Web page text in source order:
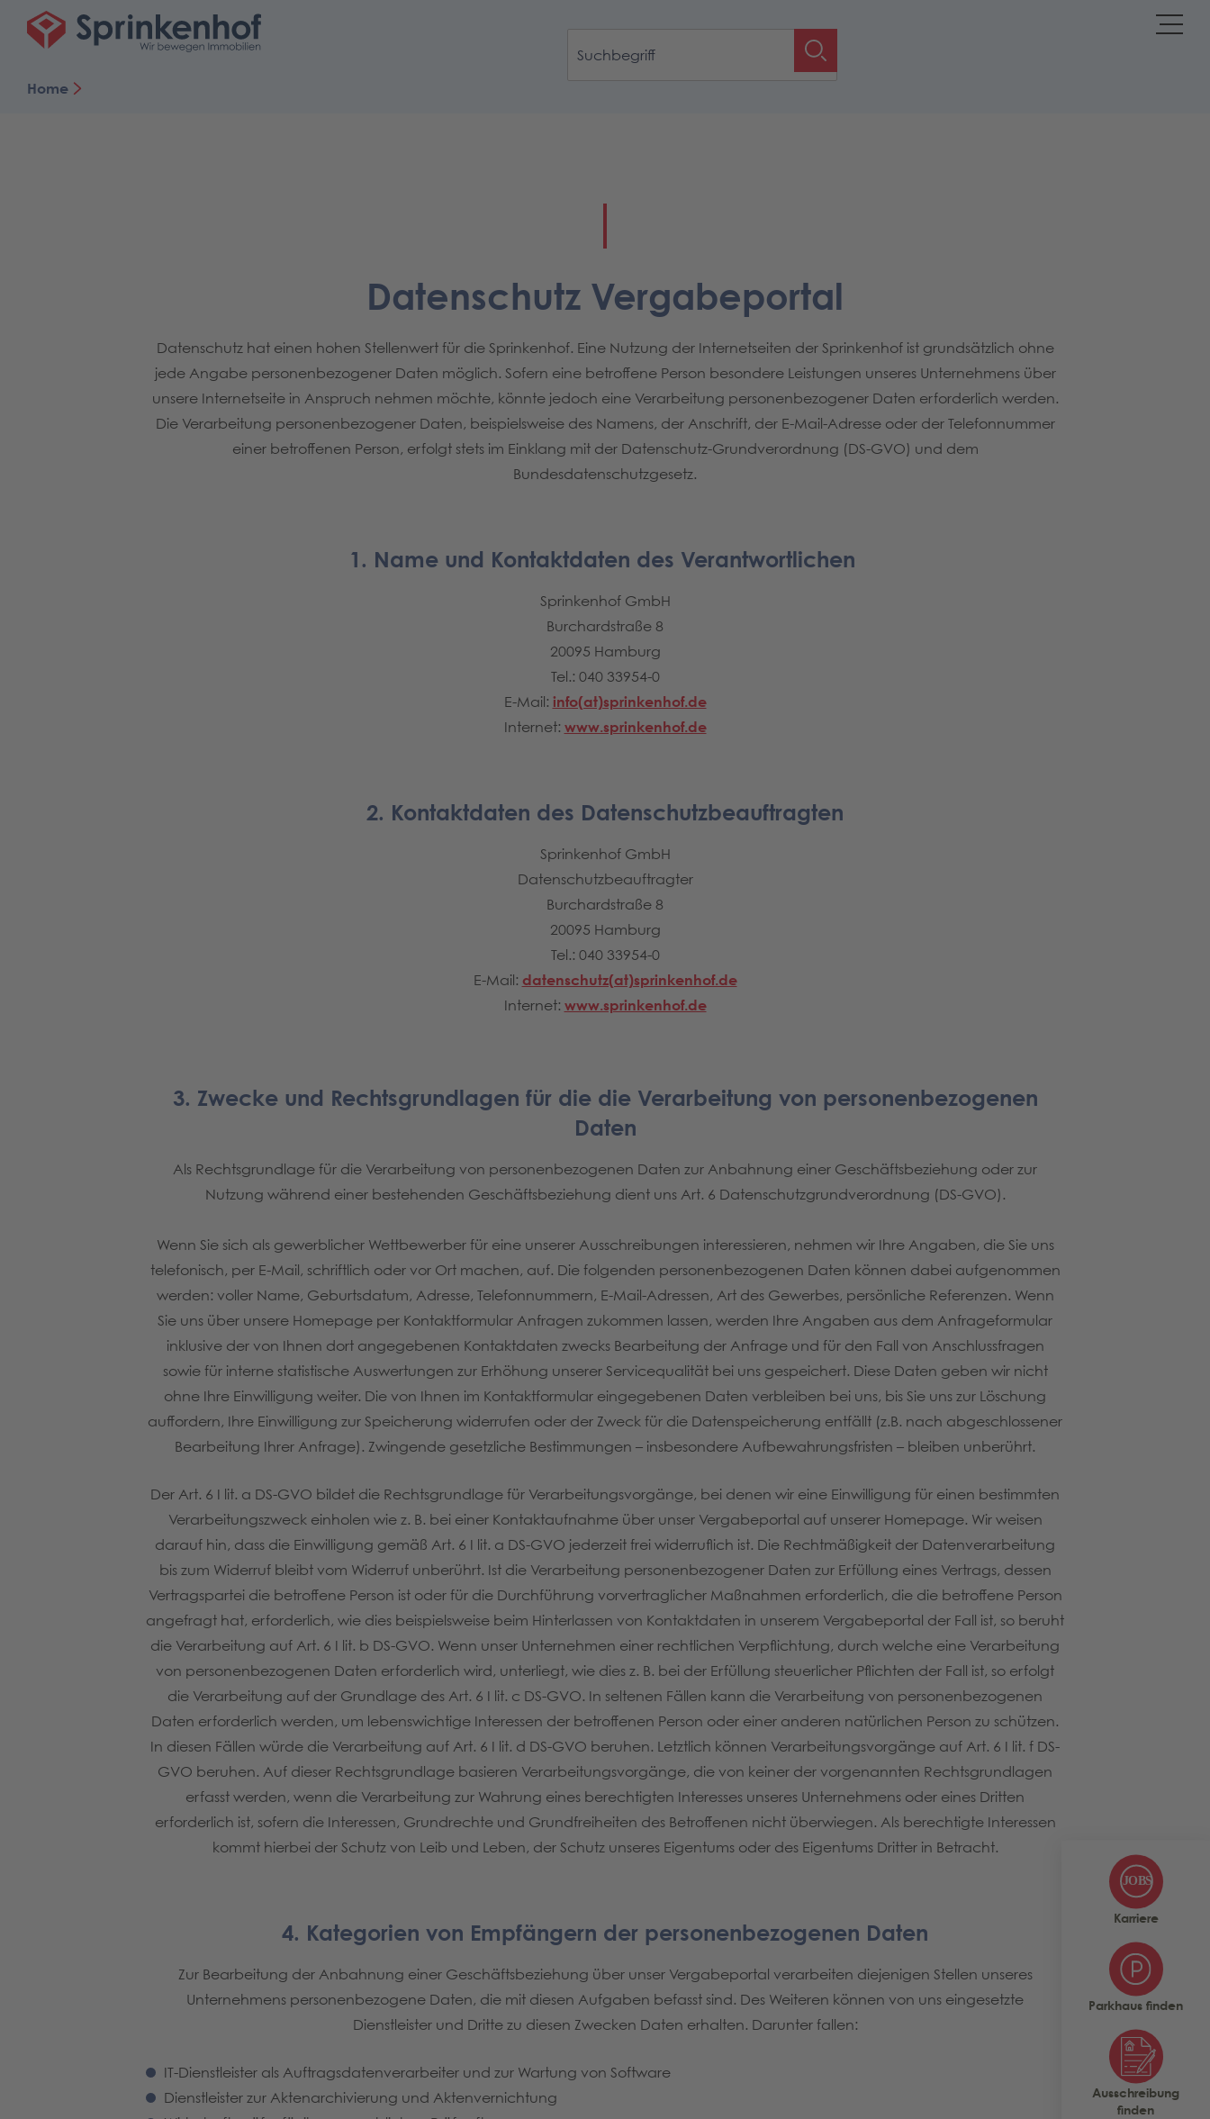
Karriere
Parkhaus finden
Ausschreibung
finden
Home
Datenschutz Vergabeportal
Datenschutz hat einen hohen Stellenwert für die Sprinkenhof. Eine Nutzung der Internetseiten der Sprinkenhof ist grundsätzlich ohne
jede Angabe personenbezogener Daten möglich. Sofern eine betroffene Person besondere Leistungen unseres Unternehmens über
unsere Internetseite in Anspruch nehmen möchte, könnte jedoch eine Verarbeitung personenbezogener Daten erforderlich werden.
Die Verarbeitung personenbezogener Daten, beispielsweise des Namens, der Anschrift, der E-Mail-Adresse oder der Telefonnummer
einer betroffenen Person, erfolgt stets im Einklang mit der Datenschutz-Grundverordnung (DS-GVO) und dem
Bundesdatenschutzgesetz.
1. Name und Kontaktdaten des Verantwortlichen
Sprinkenhof GmbH
Burchardstraße 8
20095 Hamburg
Tel.: 040 33954-0
E-Mail: info(at)sprinkenhof.de
Internet: www.sprinkenhof.de
2. Kontaktdaten des Datenschutzbeauftragten
Sprinkenhof GmbH
Datenschutzbeauftragter
Burchardstraße 8
20095 Hamburg
Tel.: 040 33954-0
E-Mail: datenschutz(at)sprinkenhof.de
Internet: www.sprinkenhof.de
3. Zwecke und Rechtsgrundlagen für die die Verarbeitung von personenbezogenen
Daten
Als Rechtsgrundlage für die Verarbeitung von personenbezogenen Daten zur Anbahnung einer Geschäftsbeziehung oder zur
Nutzung während einer bestehenden Geschäftsbeziehung dient uns Art. 6 Datenschutzgrundverordnung (DS-GVO).
Wenn Sie sich als gewerblicher Wettbewerber für eine unserer Ausschreibungen interessieren, nehmen wir Ihre Angaben, die Sie uns
telefonisch, per E-Mail, schriftlich oder vor Ort machen, auf. Die folgenden personenbezogenen Daten können dabei aufgenommen
werden: voller Name, Geburtsdatum, Adresse, Telefonnummern, E-Mail-Adressen, Art des Gewerbes, persönliche Referenzen. Wenn
Sie uns über unsere Homepage per Kontaktformular Anfragen zukommen lassen, werden Ihre Angaben aus dem Anfrageformular
inklusive der von Ihnen dort angegebenen Kontaktdaten zwecks Bearbeitung der Anfrage und für den Fall von Anschlussfragen
sowie für interne statistische Auswertungen zur Erhöhung unserer Servicequalität bei uns gespeichert. Diese Daten geben wir nicht
ohne Ihre Einwilligung weiter. Die von Ihnen im Kontaktformular eingegebenen Daten verbleiben bei uns, bis Sie uns zur Löschung
auffordern, Ihre Einwilligung zur Speicherung widerrufen oder der Zweck für die Datenspeicherung entfällt (z.B. nach abgeschlossener
Bearbeitung Ihrer Anfrage). Zwingende gesetzliche Bestimmungen – insbesondere Aufbewahrungsfristen – bleiben unberührt.
Der Art. 6 I lit. a DS-GVO bildet die Rechtsgrundlage für Verarbeitungsvorgänge, bei denen wir eine Einwilligung für einen bestimmten
Verarbeitungszweck einholen wie z. B. bei einer Kontaktaufnahme über unser Vergabeportal auf unserer Homepage. Wir weisen
darauf hin, dass die Einwilligung gemäß Art. 6 I lit. a DS-GVO jederzeit frei widerruflich ist. Die Rechtmäßigkeit der Datenverarbeitung
bis zum Widerruf bleibt vom Widerruf unberührt. Ist die Verarbeitung personenbezogener Daten zur Erfüllung eines Vertrags, dessen
Vertragspartei die betroffene Person ist oder für die Durchführung vorvertraglicher Maßnahmen erforderlich, die die betroffene Person
angefragt hat, erforderlich, wie dies beispielsweise beim Hinterlassen von Kontaktdaten in unserem Vergabeportal der Fall ist, so beruht
die Verarbeitung auf Art. 6 I lit. b DS-GVO. Wenn unser Unternehmen einer rechtlichen Verpflichtung, durch welche eine Verarbeitung
von personenbezogenen Daten erforderlich wird, unterliegt, wie dies z. B. bei der Erfüllung steuerlicher Pflichten der Fall ist, so erfolgt
die Verarbeitung auf der Grundlage des Art. 6 I lit. c DS-GVO. In seltenen Fällen kann die Verarbeitung von personenbezogenen
Daten erforderlich werden, um lebenswichtige Interessen der betroffenen Person oder einer anderen natürlichen Person zu schützen.
In diesen Fällen würde die Verarbeitung auf Art. 6 I lit. d DS-GVO beruhen. Letztlich können Verarbeitungsvorgänge auf Art. 6 I lit. f DS-
GVO beruhen. Auf dieser Rechtsgrundlage basieren Verarbeitungsvorgänge, die von keiner der vorgenannten Rechtsgrundlagen
erfasst werden, wenn die Verarbeitung zur Wahrung eines berechtigten Interesses unseres Unternehmens oder eines Dritten
erforderlich ist, sofern die Interessen, Grundrechte und Grundfreiheiten des Betroffenen nicht überwiegen. Als berechtigte Interessen
kommt hierbei der Schutz von Leib und Leben, der Schutz unseres Eigentums oder des Eigentums Dritter in Betracht.
4. Kategorien von Empfängern der personenbezogenen Daten
Zur Bearbeitung der Anbahnung einer Geschäftsbeziehung über unser Vergabeportal verarbeiten diejenigen Stellen unseres
Unternehmens personenbezogene Daten, die mit diesen Aufgaben befasst sind. Des Weiteren können von uns eingesetzte
Dienstleister und Dritte zu diesen Zwecken Daten erhalten. Darunter fallen:
IT-Dienstleister als Auftragsdatenverarbeiter und zur Wartung von Software
Dienstleister zur Aktenarchivierung und Aktenvernichtung